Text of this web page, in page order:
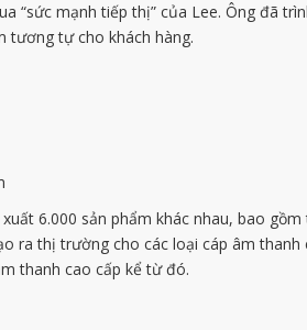
“sức mạnh tiếp thị” của Lee. Ông đã
tương tự cho khách hàng.
6.000 sản phẩm khác nhau, bao
ra thị trường cho các loại cáp âm
thanh cao cấp kể từ đó.